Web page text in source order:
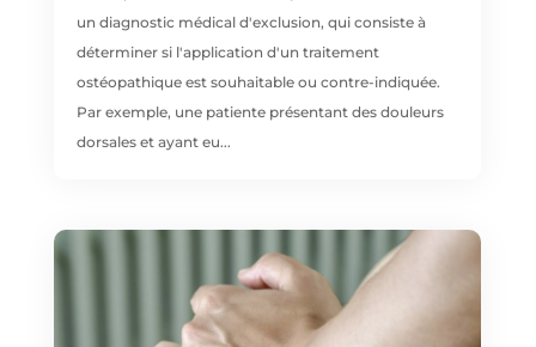
un diagnostic médical d'exclusion, qui consiste à
déterminer si l'application d'un traitement
ostéopathique est souhaitable ou contre-indiquée.
Par exemple, une patiente présentant des douleurs
dorsales et ayant eu...